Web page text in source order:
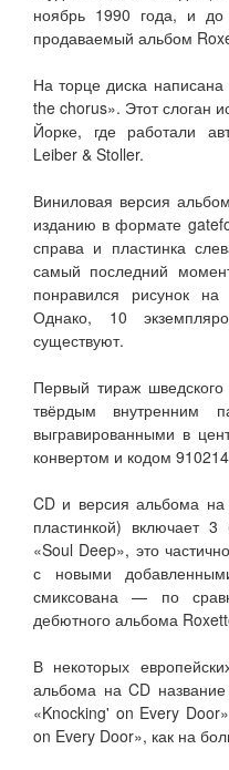
ноябрь 1990 года, и
продаваемый альбом
На торце диска
the chorus». Этот слоган
Йорке, где работали
Leiber & Stoller.
Виниловая версия
изданию в формате
справа и пластинка
самый последний
понравился рисунок на
Однако, 10
существуют.
Первый тираж
твёрдым внутренним
выгравированными в
конвертом и кодом
CD и версия альбома на
пластинкой) включает 3
«Soul Deep», это
с новыми
смиксована — по
дебютного альбома
В некоторых
альбома на CD название
«Knocking' on Every
on Every Door», как на